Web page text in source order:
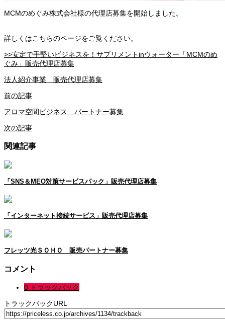
MCMのめぐみ株式会社様の代理店募集を開始しました。
詳しくはこちらのページをご覧ください。
>>安定で手堅いビジネスを！サプリメントinウォーター「MCMのめ
ぐみ」販売代理店募集
法人紹介事業 販売代理店募集
前の記事
アロマ空間ビジネス パートナー募集
次の記事
関連記事
「SNS＆MEO対策サービスパック」販売代理店募集
「インターネット接続サービス」販売代理店募集
フレッツ光ＳＯＨＯ 販売パートナー募集
コメント
0 トラックバック
トラックバックURL